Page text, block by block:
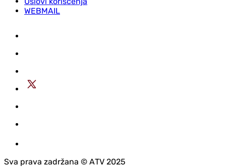
WEBMAIL
Sva prava zadržana © АTV 2025